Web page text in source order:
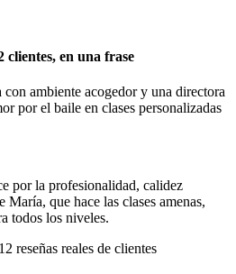
clientes, en una frase
ambiente acogedor y una directora
por el baile en clases personalizadas
por la profesionalidad, calidez
que hace las clases amenas,
todos los niveles.
reseñas reales de clientes